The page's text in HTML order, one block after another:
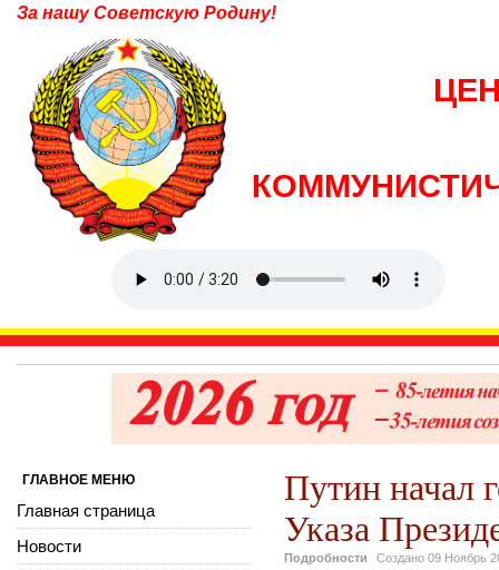
За нашу Советскую Родину!
Путин начал
Указа
Подробности Создано 09 Ноябрь
ГЛАВНОЕ МЕНЮ
Главная страница
Новости